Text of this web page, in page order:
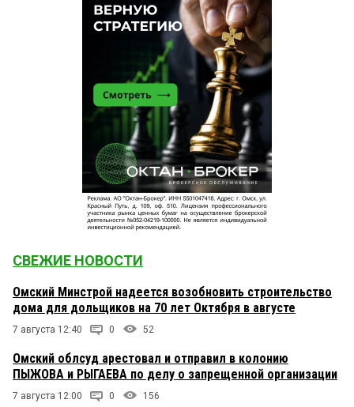
СВЕЖИЕ НОВОСТИ
Омский Минстрой надеется возобновить строительство
дома для дольщиков на 70 лет Октября в августе
7 августа 12:40 0 52
Омский облсуд арестовал и отправил в колонию
ПЫЖОВА и РЫГАЕВА по делу о запрещенной организации
7 августа 12:00 0 156